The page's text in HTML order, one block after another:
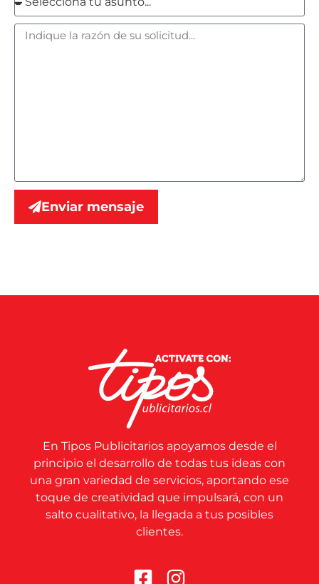
Enviar mensaje
En Tipos Publicitarios apoyamos desde el
principio el desarrollo de todas tus ideas con
una gran variedad de servicios, aportando ese
toque de creatividad que impulsará, con un
salto cualitativo, la llegada a tus posibles
clientes.